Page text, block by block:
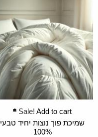
Sale! Add to cart
שמיכת פוך נוצות יחיד טבעי
100%
ADD TO CART